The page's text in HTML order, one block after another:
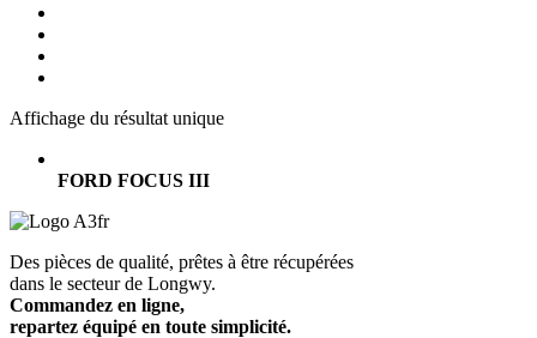
Affichage du résultat unique
FORD FOCUS III
Des pièces de qualité, prêtes à être récupérées
dans le secteur de Longwy.
Commandez en ligne,
repartez équipé en toute simplicité.